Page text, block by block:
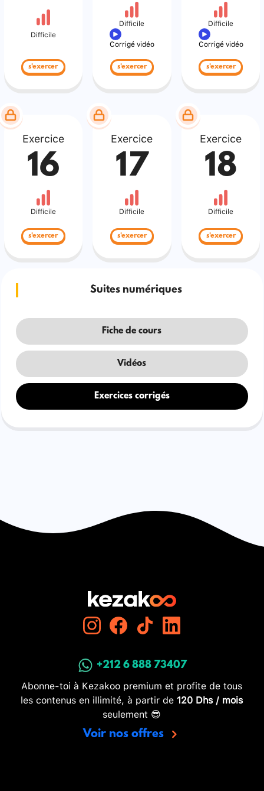
Difficile
s'exercer
Difficile
Corrigé vidéo
s'exercer
Difficile
Corrigé vidéo
s'exercer
Exercice
16
Difficile
s'exercer
Exercice
17
Difficile
s'exercer
Exercice
18
Difficile
s'exercer
Suites numériques
Fiche de cours
Vidéos
Exercices corrigés
+212 6 888 73407
Abonne-toi à Kezakoo premium et profite de tous
les contenus en illimité, à partir de 120 Dhs / mois
seulement 😎
Voir nos offres